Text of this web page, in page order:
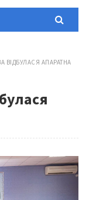
ВІДБУЛАСЯ АПАРАТНА